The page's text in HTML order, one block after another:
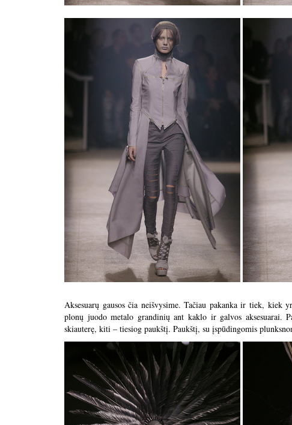
Aksesuarų gausos čia neišvysime. Tačiau pakanka ir tiek, kiek
plonų juodo metalo grandinių ant kaklo ir galvos
skiauterę, kiti – tiesiog paukštį. Paukštį, su įspūdingomis